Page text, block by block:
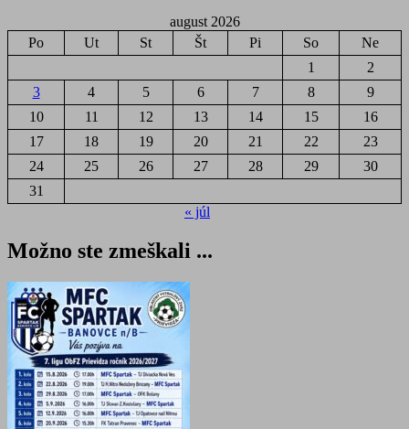
august 2026
Po
Ut St Št Pi So
Ne
1
2
3
4 5 6 7 8
9
10
11 12 13 14 15
16
17
18 19 20 21 22
23
24
25 26 27 28 29
30
31
« júl
Možno ste zmeškali ...